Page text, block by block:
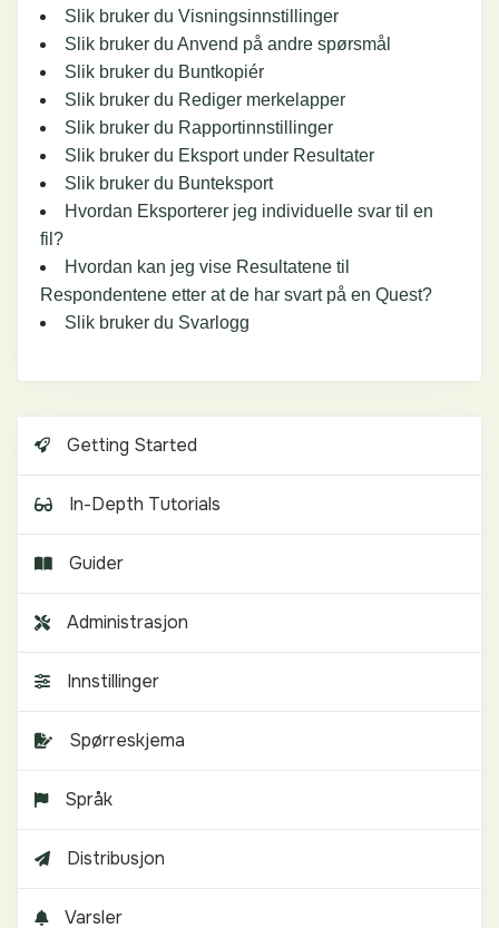
Slik bruker du Visningsinnstillinger
Slik bruker du Anvend på andre spørsmål
Slik bruker du Buntkopiér
Slik bruker du Rediger merkelapper
Slik bruker du Rapportinnstillinger
Slik bruker du Eksport under Resultater
Slik bruker du Bunteksport
Hvordan Eksporterer jeg individuelle svar til en
fil?
Hvordan kan jeg vise Resultatene til
Respondentene etter at de har svart på en Quest?
Slik bruker du Svarlogg
Getting Started
In-Depth Tutorials
Guider
Administrasjon
Innstillinger
Spørreskjema
Språk
Distribusjon
Varsler